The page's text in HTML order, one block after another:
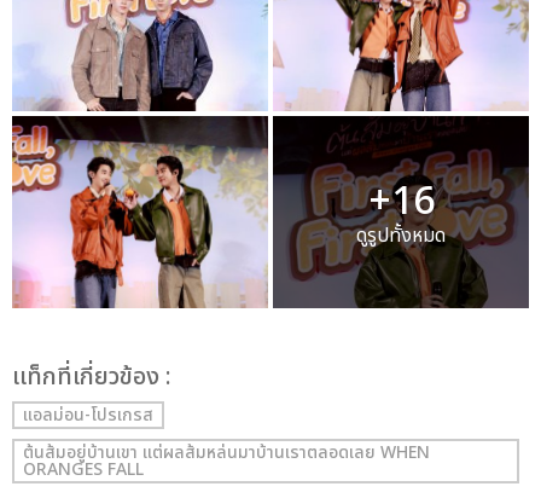
+16
ดูรูปทั้งหมด
เเท็กที่เกี่ยวข้อง :
แอลม่อน-โปรเกรส
ต้นส้มอยู่บ้านเขา แต่ผลส้มหล่นมาบ้านเราตลอดเลย WHEN
ORANGES FALL